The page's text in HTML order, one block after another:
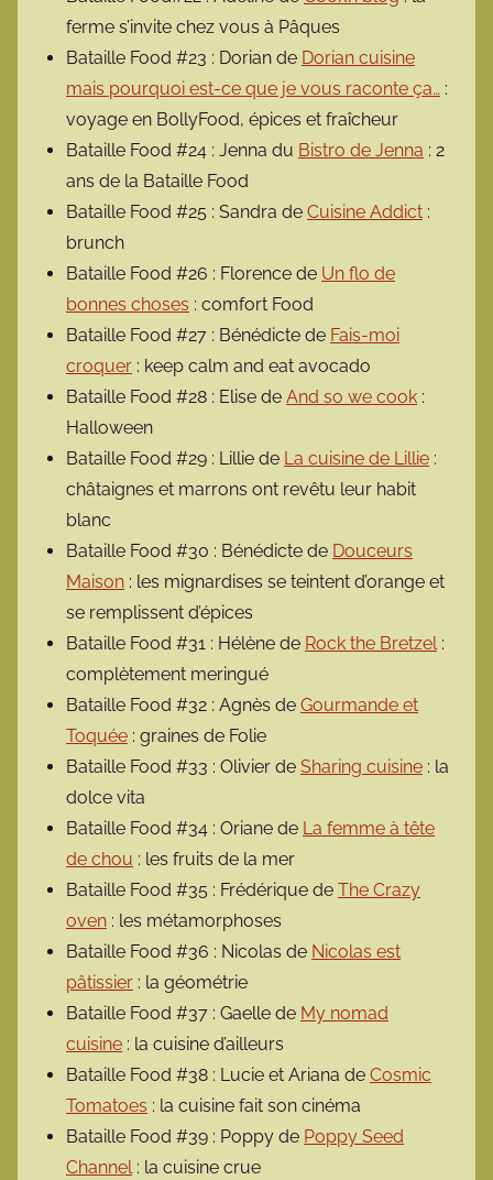
ferme s’invite chez vous à Pâques
Bataille Food #23 : Dorian de Dorian cuisine
mais pourquoi est-ce que je vous raconte ça… :
voyage en BollyFood, épices et fraîcheur
Bataille Food #24 : Jenna du Bistro de Jenna : 2
ans de la Bataille Food
Bataille Food #25 : Sandra de Cuisine Addict :
brunch
Bataille Food #26 : Florence de Un flo de
bonnes choses : comfort Food
Bataille Food #27 : Bénédicte de Fais-moi
croquer : keep calm and eat avocado
Bataille Food #28 : Elise de And so we cook :
Halloween
Bataille Food #29 : Lillie de La cuisine de Lillie :
châtaignes et marrons ont revêtu leur habit
blanc
Bataille Food #30 : Bénédicte de Douceurs
Maison : les mignardises se teintent d’orange et
se remplissent d’épices
Bataille Food #31 : Hélène de Rock the Bretzel:
complètement meringué
Bataille Food #32 : Agnès de Gourmande et
Toquée : graines de Folie
Bataille Food #33 : Olivier de Sharing cuisine : la
dolce vita
Bataille Food #34 : Oriane de La femme à tête
de chou : les fruits de la mer
Bataille Food #35 : Frédérique de The Crazy
oven : les métamorphoses
Bataille Food #36 : Nicolas de Nicolas est
pâtissier : la géométrie
Bataille Food #37 : Gaelle de My nomad
cuisine : la cuisine d’ailleurs
Bataille Food #38 : Lucie et Ariana de Cosmic
Tomatoes : la cuisine fait son cinéma
Bataille Food #39 : Poppy de Poppy Seed
Channel: la cuisine crue